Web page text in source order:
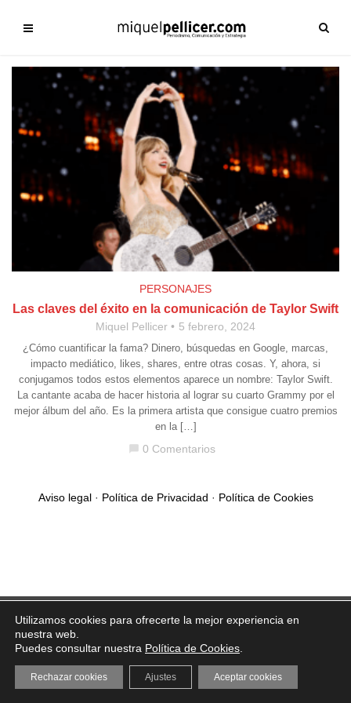
PERSONAJES
Las claves del éxito en la comunicación de Taylor Swift
Miquel Pellicer 5 febrero, 2024
¿Cómo cuantificar la fama? Dinero, búsquedas en Google, marcas,
impacto mediático, likes, shares, entre otras cosas. Y, ahora, si
conjugamos todos estos elementos aparece un nombre: Taylor Swift.
La cantante acaba de hacer historia al lograr su cuarto Grammy por el
mejor álbum del año. Es la primera artista que consigue cuatro premios
en la […]
chat_bubble 0 Comentarios
Aviso legal· Política de Privacidad · Política de Cookies
Utilizamos cookies para ofrecerte la mejor experiencia en
nuestra web.
Puedes consultar nuestra Política de Cookies
Aceptar cookies
Rechazar cookies Ajustes